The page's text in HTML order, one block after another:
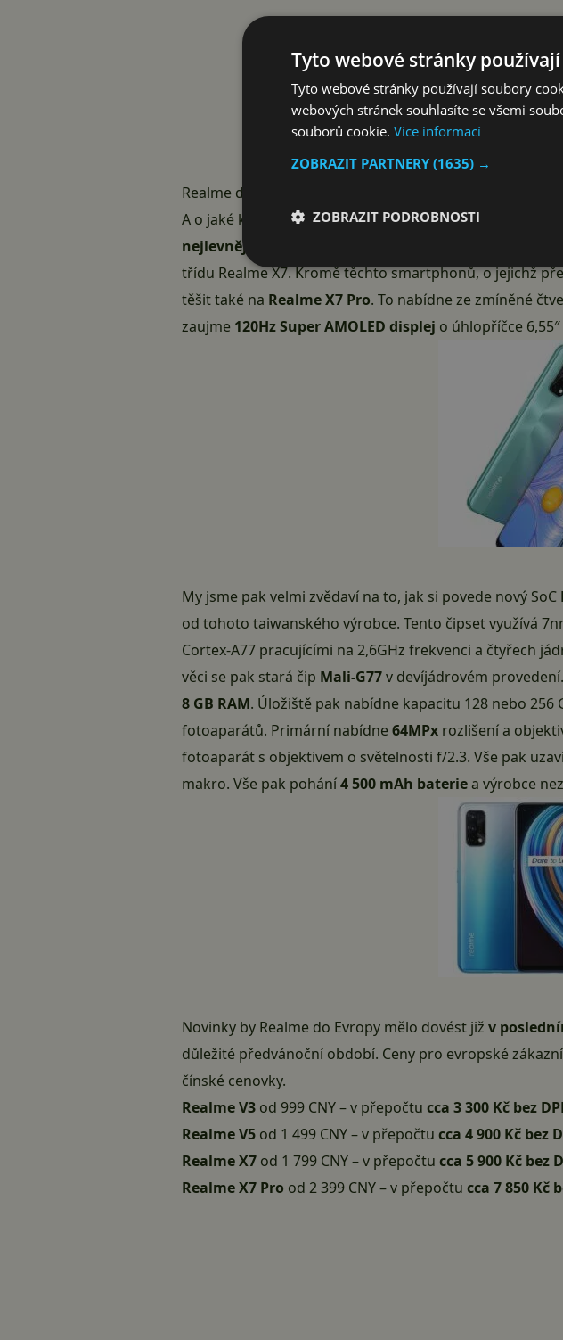
Realme do Evropy doveze čtyři nové smartphony
A o jaké kousky se má jednat konkrétně? Čínský
nejlevnějších 5G smartphonů
třídu Realme X7. Kromě těchto smartphonů, o jejichž
těšit také na Realme X7 Pro. To nabídne ze zmíněné
zaujme 120Hz Super AMOLED displej o úhlopříčce
My jsme pak velmi zvědaví na to, jak si povede nový SoC
od tohoto taiwanského výrobce. Tento čipset využívá
Cortex-A77 pracujícími na 2,6GHz frekvenci a čtyřech
věci se pak stará čip Mali-G77v devíjádrovém
8 GB RAM. Úložiště pak nabídne kapacitu 128 nebo
fotoaparátů. Primární nabídne64MPx rozlišení a
fotoaparát s objektivem o světelnosti f/2.3. Vše pak
makro. Vše pak pohání4 500 mAh bateriea výrobce
Novinky by Realme do Evropy mělo dovést již v
důležité předvánoční období. Ceny pro evropské
čínské cenovky.
Realme V3 od 999 CNY – v přepočtu cca 3 300 Kč bez
Realme V5 od 1 499 CNY – v přepočtu cca 4 900 Kč bez
Realme X7 od 1 799 CNY – v přepočtu cca 5 900 Kč bez
Realme X7 Pro od 2 399 CNY – v přepočtu cca 7 850 Kč
Tyto webové stránky
Tyto webové stránky používají soubory
webových stránek souhlasíte se všemi
souborů cookie. Více informací
ZOBRAZIT PARTNERY(1635) →
ZOBRAZIT PODROBNOSTI